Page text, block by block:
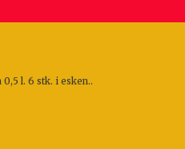
0,5 l. 6 stk. i esken..